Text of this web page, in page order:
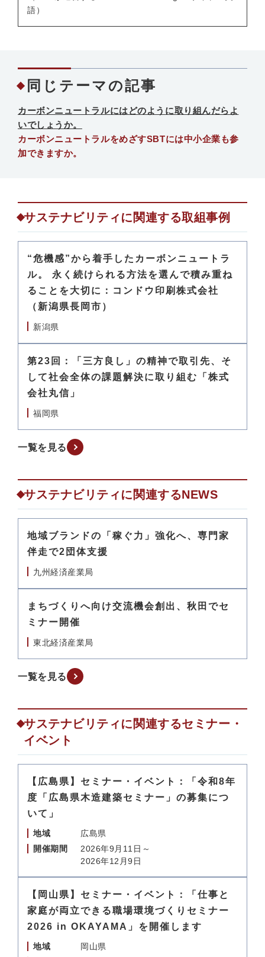
語）
同じテーマの記事
カーボンニュートラルにはどのように取り組んだらよ
いでしょうか。
カーボンニュートラルをめざすSBTには中小企業も参
加できますか。
サステナビリティに関連する取組事例
“危機感”から着手したカーボンニュートラ
ル。 永く続けられる方法を選んで積み重ね
ることを大切に：コンドウ印刷株式会社
（新潟県長岡市）
新潟県
第23回：「三方良し」の精神で取引先、そ
して社会全体の課題解決に取り組む「株式
会社丸信」
福岡県
一覧を見る
サステナビリティに関連するNEWS
地域ブランドの「稼ぐ力」強化へ、専門家
伴走で2団体支援
九州経済産業局
まちづくりへ向け交流機会創出、秋田でセ
ミナー開催
東北経済産業局
一覧を見る
サステナビリティに関連するセミナー・
イベント
【広島県】セミナー・イベント：「令和8年
度「広島県木造建築セミナー」の募集につ
いて」
地域
広島県
開催期間
2026年9月11日～
2026年12月9日
【岡山県】セミナー・イベント：「仕事と
家庭が両立できる職場環境づくりセミナー
2026 in OKAYAMA」を開催します
地域
岡山県